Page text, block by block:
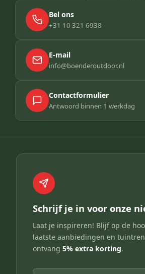
Bel ons
+31 10 321 6938
E-mail
info@boenderoutdoor.nl
Contactformulier
Antwoord binnen 1 werkdag
Schrijf je in voor onze
Laat je inspireren! Blijf op de
laatste aanbiedingen en
ontvang 5% extra korting.